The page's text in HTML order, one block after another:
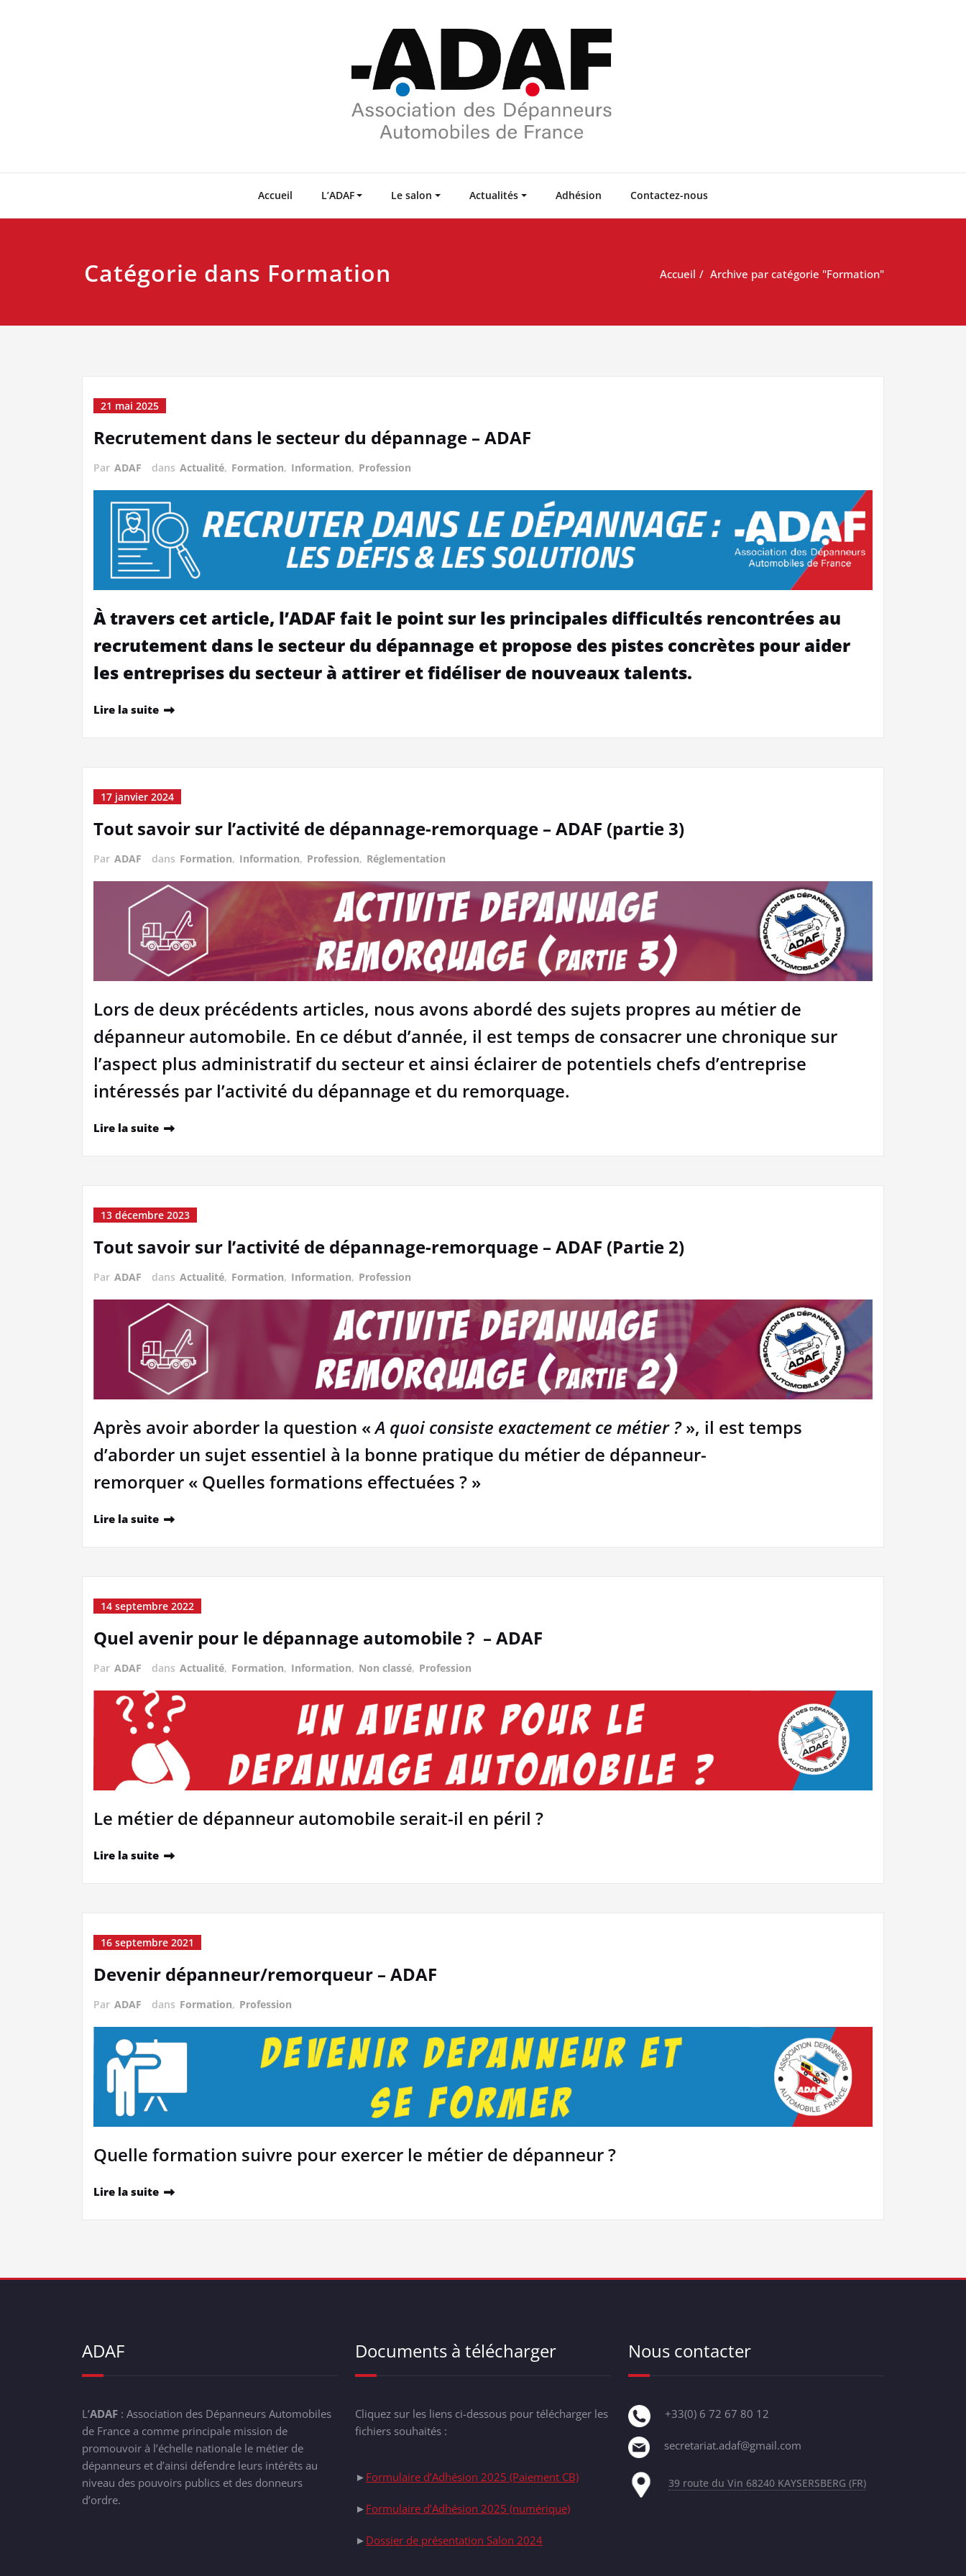
Accueil L’ADAF Le salon Actualités Adhésion Contactez-nous
Catégorie dans Formation Accueil Archive par catégorie "Formation"
21 mai 2025
Recrutement dans le secteur du dépannage – ADAF
Par ADAF dans Actualité, Formation, Information, Profession
À travers cet article, l’ADAF fait le point sur les principales difficultés rencontrées au
recrutement dans le secteur du dépannage et propose des pistes concrètes pour aider
les entreprises du secteur à attirer et fidéliser de nouveaux talents.
Lire la suite
17 janvier 2024
Tout savoir sur l’activité de dépannage-remorquage – ADAF (partie 3)
Par ADAF dans Formation, Information, Profession, Réglementation
Lors de deux précédents articles, nous avons abordé des sujets propres au métier de
dépanneur automobile. En ce début d’année, il est temps de consacrer une chronique sur
l’aspect plus administratif du secteur et ainsi éclairer de potentiels chefs d’entreprise
intéressés par l’activité du dépannage et du remorquage.
Lire la suite
13 décembre 2023
Tout savoir sur l’activité de dépannage-remorquage – ADAF (Partie 2)
Par ADAF dans Actualité, Formation, Information, Profession
Après avoir aborder la question «A quoi consiste exactement ce métier ?», il est temps
d’aborder un sujet essentiel à la bonne pratique du métier de dépanneur-
remorquer « Quelles formations effectuées ? »
Lire la suite
14 septembre 2022
Quel avenir pour le dépannage automobile ? – ADAF
Par ADAF dans Actualité, Formation, Information, Non classé, Profession
Le métier de dépanneur automobile serait-il en péril ?
Lire la suite
16 septembre 2021
Devenir dépanneur/remorqueur – ADAF
Par ADAF dans Formation, Profession
Quelle formation suivre pour exercer le métier de dépanneur ?
Lire la suite
ADAF
L’ADAF : Association des Dépanneurs Automobiles
de France a comme principale mission de
promouvoir à l’échelle nationale le métier de
dépanneurs et d’ainsi défendre leurs intérêts au
niveau des pouvoirs publics et des donneurs
d’ordre.
Documents à télécharger
Cliquez sur les liens ci-dessous pour télécharger les
fichiers souhaités :
► Formulaire d’Adhésion 2025 (Paiement CB)
► Formulaire d’Adhésion 2025 (numérique)
► Dossier de présentation Salon 2024
Nous contacter
+33(0) 6 72 67 80 12
secretariat.adaf@gmail.com
39 route du Vin 68240 KAYSERSBERG (FR)